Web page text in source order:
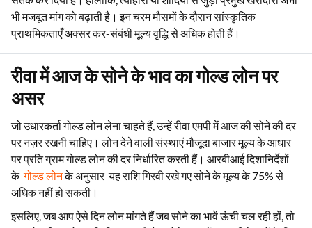
भी मजबूत मांग को बढ़ाती है। इन चरम मौसमों के दौरान सांस्कृतिक
प्राथमिकताएँ अक्सर कर-संबंधी मूल्य वृद्धि से अधिक होती हैं।
रीवा में आज के सोने के भाव का गोल्ड लोन पर
असर
जो उधारकर्ता गोल्ड लोन लेना चाहते हैं, उन्हें रीवा एमपी में आज की सोने की दर
पर नज़र रखनी चाहिए। लोन देने वाली संस्थाएं मौजूदा बाजार मूल्य के आधार
पर प्रति ग्राम गोल्ड लोन की दर निर्धारित करती हैं। आरबीआई दिशानिर्देशों
केगोल्ड लोनके अनुसार यह राशि गिरवी रखे गए सोने के मूल्य के 75% से
अधिक नहीं हो सकती।
इसलिए, जब आप ऐसे दिन लोन मांगते हैं जब सोने का भावें ऊंची चल रही हों, तो